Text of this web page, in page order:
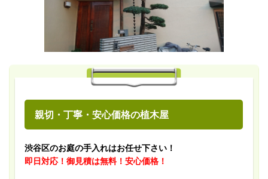
親切・丁寧・安心価格の植木屋
渋谷区のお庭の手入れはお任せ下さい！
即日対応！御見積は無料！安心価格！